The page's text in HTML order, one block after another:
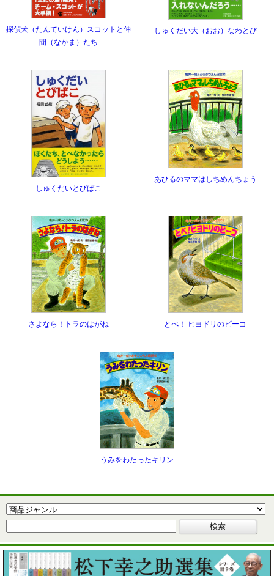
探偵犬（たんていけん）スコットと仲
間（なかま）たち
しゅくだい大（おお）なわとび
しゅくだいとびばこ
あひるのママはしちめんちょう
さよなら！トラのはがね とべ！ ヒヨドリのピーコ
うみをわたったキリン